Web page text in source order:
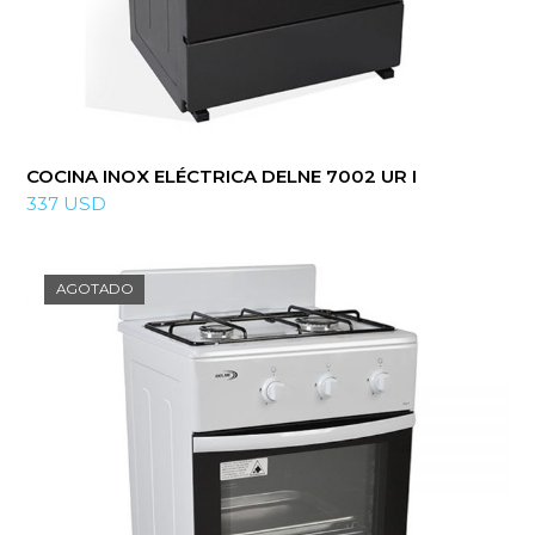
COCINA INOX ELÉCTRICA DELNE 7002 UR I
337 USD
AGOTADO